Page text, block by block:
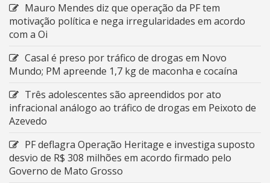
Mauro Mendes diz que operação da PF tem
motivação política e nega irregularidades em acordo
com a Oi
Casal é preso por tráfico de drogas em Novo
Mundo; PM apreende 1,7 kg de maconha e cocaína
Três adolescentes são apreendidos por ato
infracional análogo ao tráfico de drogas em Peixoto de
Azevedo
PF deflagra Operação Heritage e investiga suposto
desvio de R$ 308 milhões em acordo firmado pelo
Governo de Mato Grosso